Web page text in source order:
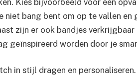
niet bang bent om op te vallen en
zijn er ook bandjes verkrijgbaar
geïnspireerd worden door je
in stijl dragen en